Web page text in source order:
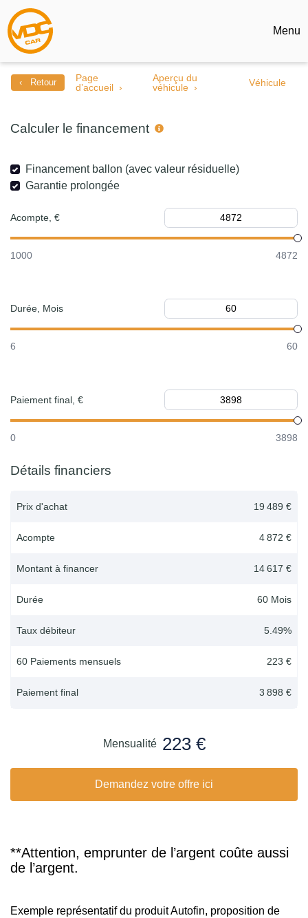
Menu
‹ Retour
Page
d’accueil
Aperçu du
véhicule
Véhicule
Calculer le financement
Financement ballon (avec valeur résiduelle)
Garantie prolongée
Acompte, €
1000 4872
Durée, Mois
6 60
Paiement final, €
0 3898
Détails financiers
Prix d'achat 19 489 €
Acompte 4 872 €
Montant à financer 14 617 €
Durée 60 Mois
Taux débiteur 5.49%
60 Paiements mensuels 223 €
Paiement final 3 898 €
Mensualité 223 €
Demandez votre offre ici
**Attention, emprunter de l’argent coûte aussi
de l’argent.
Exemple représentatif du produit Autofin, proposition de